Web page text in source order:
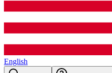
English